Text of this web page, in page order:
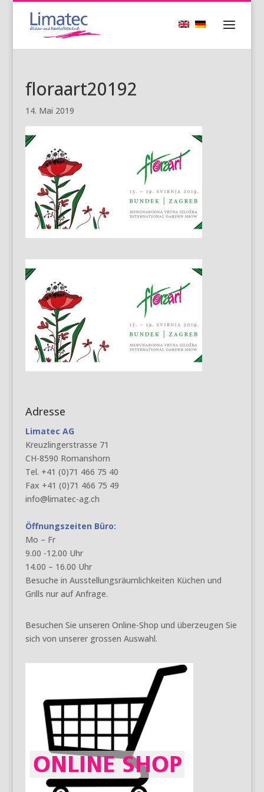
floraart20192
14. Mai 2019
Adresse
Limatec AG
Kreuzlingerstrasse 71
CH-8590 Romanshorn
Tel. +41 (0)71 466 75 40
Fax +41 (0)71 466 75 49
info@limatec-ag.ch
Öffnungszeiten Büro:
Mo – Fr
9.00 -12.00 Uhr
14.00 – 16.00 Uhr
Besuche in Ausstellungsräumlichkeiten Küchen und
Grills nur auf Anfrage.
Besuchen Sie unseren Online-Shop und überzeugen Sie
sich von unserer grossen Auswahl.